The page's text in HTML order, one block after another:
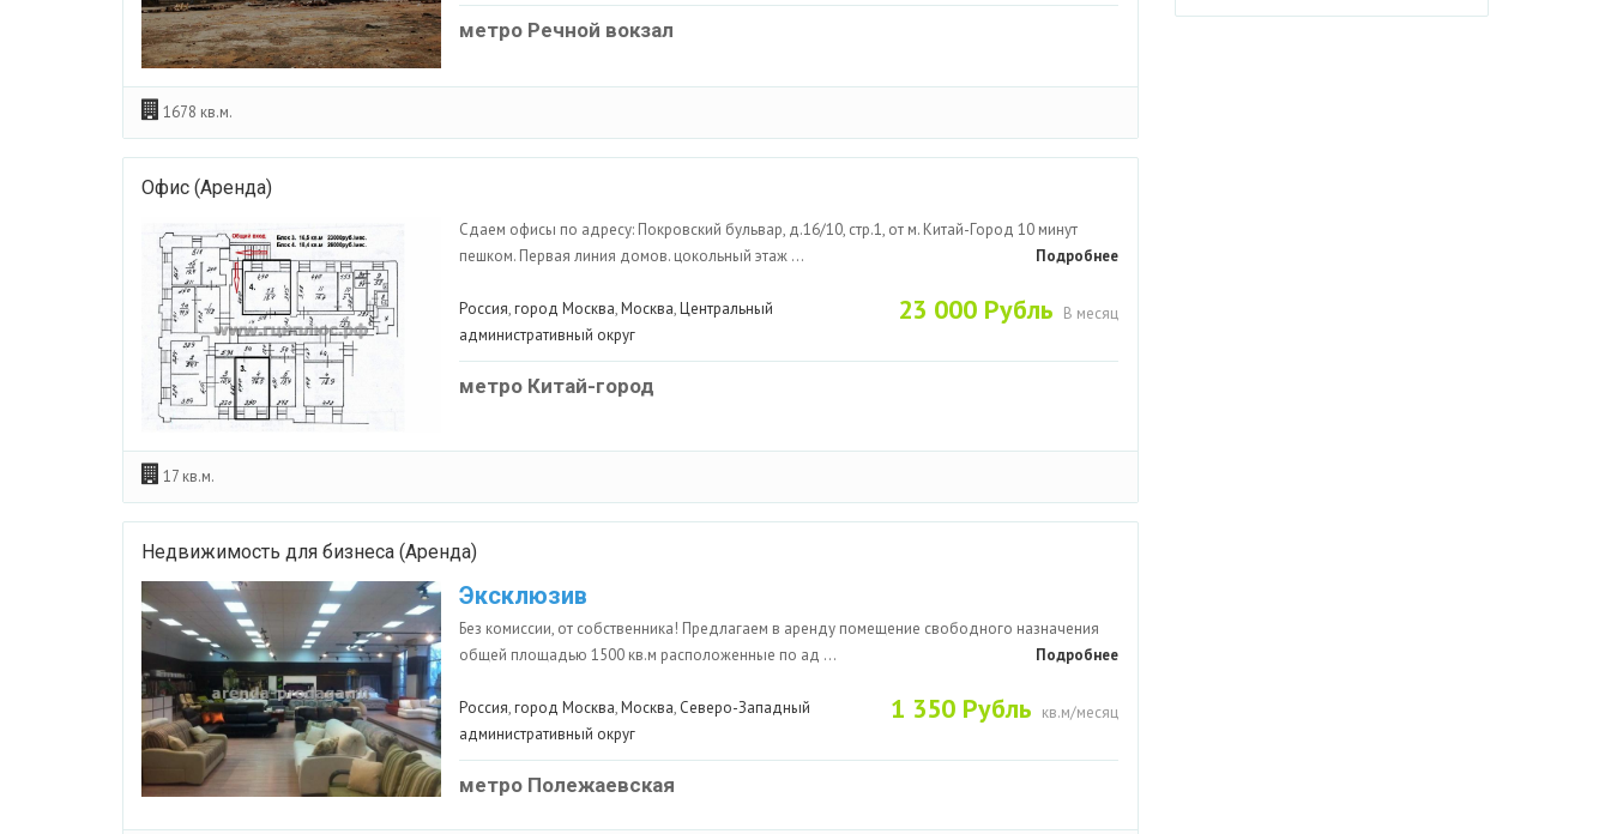
метро Речной вокзал
1678 кв.м.
Офис (Аренда)
Сдаем офисы по адресу: Покровский бульвар, д.16/10, стр.1, от м. Китай-Город 10 минут
пешком. Первая линия домов. цокольный этаж ...
Подробнее
23 000 Рубль В месяц
Россия,город Москва,Москва,Центральный
административный округ
метро Китай-город
17 кв.м.
Недвижимость для бизнеса (Аренда)
Эксклюзив
Без комиссии, от собственника! Предлагаем в аренду помещение свободного назначения
общей площадью 1500 кв.м расположенные по ад ...
Подробнее
1 350 Рубль кв.м/месяц
Россия,город Москва,Москва, Северо-Западный
административный округ
метро Полежаевская